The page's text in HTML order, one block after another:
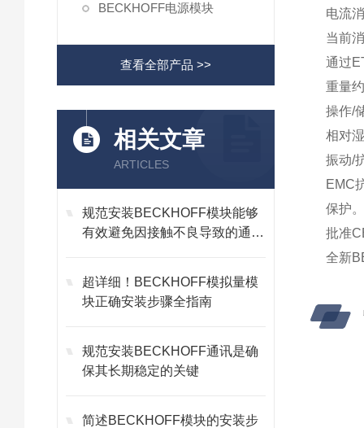
BECKHOFF电源模块
查看全部产品 >>
相关文章
ARTICLES
规范安装BECKHOFF模块能够
有效避免因接触不良导致的通讯
超详细！BECKHOFF模拟量模
块正确安装步骤全指南
规范安装BECKHOFF通讯是确
保其长期稳定的关键
简述BECKHOFF模块的安装步
电流
当前
通过
重量
操作/
相对
振动/
EMC
保护
批准
全新